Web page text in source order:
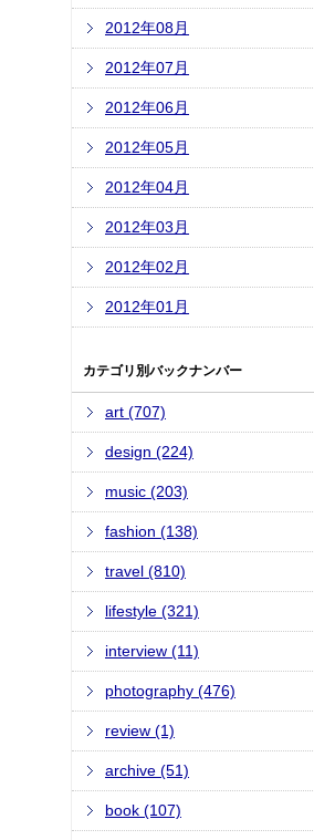
2012年08月
2012年07月
2012年06月
2012年05月
2012年04月
2012年03月
2012年02月
2012年01月
カテゴリ別バックナンバー
art (707)
design (224)
music (203)
fashion (138)
travel (810)
lifestyle (321)
interview (11)
photography (476)
review (1)
archive (51)
book (107)